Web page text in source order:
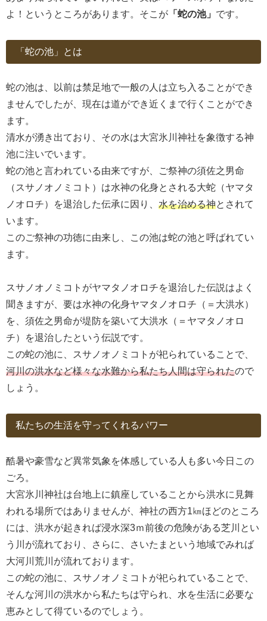
よ！というところがあります。そこが 「蛇の池」 です。
「蛇の池」とは
蛇の池は、以前は禁足地で一般の人は立ち入ることができ
ませんでしたが、現在は道ができ近くまで行くことができ
ます。
清水が湧き出ており、その水は大宮氷川神社を象徴する神
池に注いでいます。
蛇の池と言われている由来ですが、ご祭神の須佐之男命
（スサノオノミコト）は水神の化身とされる大蛇（ヤマタ
ノオロチ）を退治した伝承に因り、 水を治める神とされて
います。
このご祭神の功徳に由来し、この池は蛇の池と呼ばれてい
ます。
スサノオノミコトがヤマタノオロチを退治した伝説はよく
聞きますが、要は水神の化身ヤマタノオロチ（＝大洪水）
を、須佐之男命が堤防を築いて大洪水（＝ヤマタノオロ
チ）を退治したという伝説です。
この蛇の池に、スサノオノミコトが祀られていることで、
河川の洪水など様々な水難から私たち人間は守られたので
しょう。
私たちの生活を守ってくれるパワー
酷暑や豪雪など異常気象を体感している人も多い今日この
ごろ。
大宮氷川神社は台地上に鎮座していることから洪水に見舞
われる場所ではありませんが、神社の西方1㎞ほどのところ
には、洪水が起きれば浸水深3ｍ前後の危険がある芝川とい
う川が流れており、さらに、さいたまという地域でみれば
大河川荒川が流れております。
この蛇の池に、スサノオノミコトが祀られていることで、
そんな河川の洪水から私たちは守られ、水を生活に必要な
恵みとして得ているのでしょう。